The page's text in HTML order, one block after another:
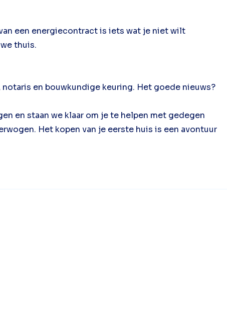
een energiecontract is iets wat je niet wilt
thuis.
en bouwkundige keuring. Het goede nieuws?
en staan we klaar om je te helpen met gedegen
Het kopen van je eerste huis is een avontuur